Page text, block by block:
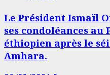
Le Président Ismaïl
ses condoléances
éthiopien après le
Amhara.